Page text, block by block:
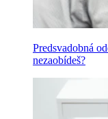
Predsvadobná
nezaobídeš?